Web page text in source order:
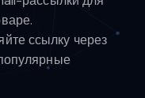
ссылку через